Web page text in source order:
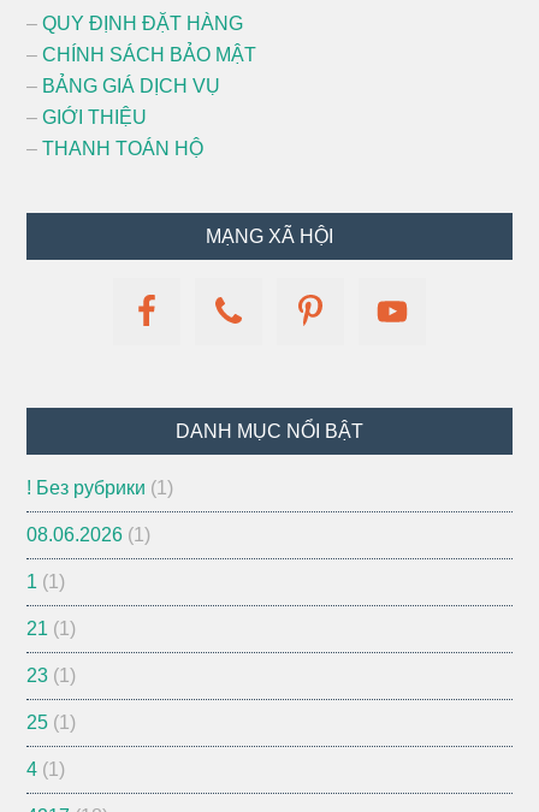
–QUY ĐỊNH ĐẶT HÀNG
–CHÍNH SÁCH BẢO MẬT
– BẢNG GIÁ DỊCH VỤ
–GIỚI THIỆU
–THANH TOÁN HỘ
MẠNG XÃ HỘI
DANH MỤC NỔI BẬT
! Без рубрики (1)
08.06.2026 (1)
1 (1)
21 (1)
23 (1)
25 (1)
4 (1)